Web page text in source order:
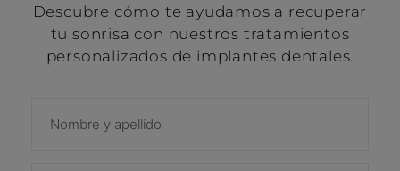
Descubre cómo te ayudamos a recuperar
tu sonrisa con nuestros tratamientos
personalizados de implantes dentales.